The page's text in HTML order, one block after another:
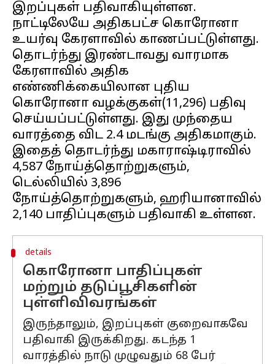
இறப்புகள் பதிவாகியுள்ளன.
நாட்டிலேயே அதிகபட்ச கொரோனா
உயர்வு கேரளாவில் காணப்பட்டுள்ளது.
தொடர்ந்து இரண்டாவது வாரமாக
கேரளாவில் அதிக
எண்ணிக்கையிலான புதிய
கொரோனா வழக்குகள்(11,296) பதிவு
செய்யப்பட்டுள்ளது. இது முந்தைய
வாரத்தை விட 2.4 மடங்கு அதிகமாகும்.
இதைத் தொடர்ந்து மகாராஷ்டிராவில்
4,587 நோய்த்தொற்றுகளும்,
டெல்லியில் 3,896
நோய்த்தொற்றுகளும், ஹரியானாவில்
details
கொரோனா பாதிப்புகள்
மற்றும் தடுப்பூசிகளின்
புள்ளிவிவரங்கள்
இருந்தாலும், இறப்புகள் குறைவாகவே
பதிவாகி இருக்கிறது. கடந்த 1
வாரத்தில் நாடு முழுவதும் 68 பேர்